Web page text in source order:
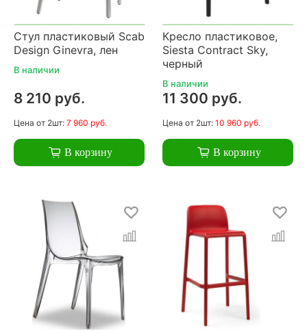
Стул пластиковый Scab
Design Ginevra, лен
В наличии
8 210 руб.
Цена от 2шт: 7 960 руб.
В корзину
Кресло пластиковое,
Siesta Contract Sky,
черный
В наличии
11 300 руб.
Цена от 2шт: 10 960 руб.
В корзину